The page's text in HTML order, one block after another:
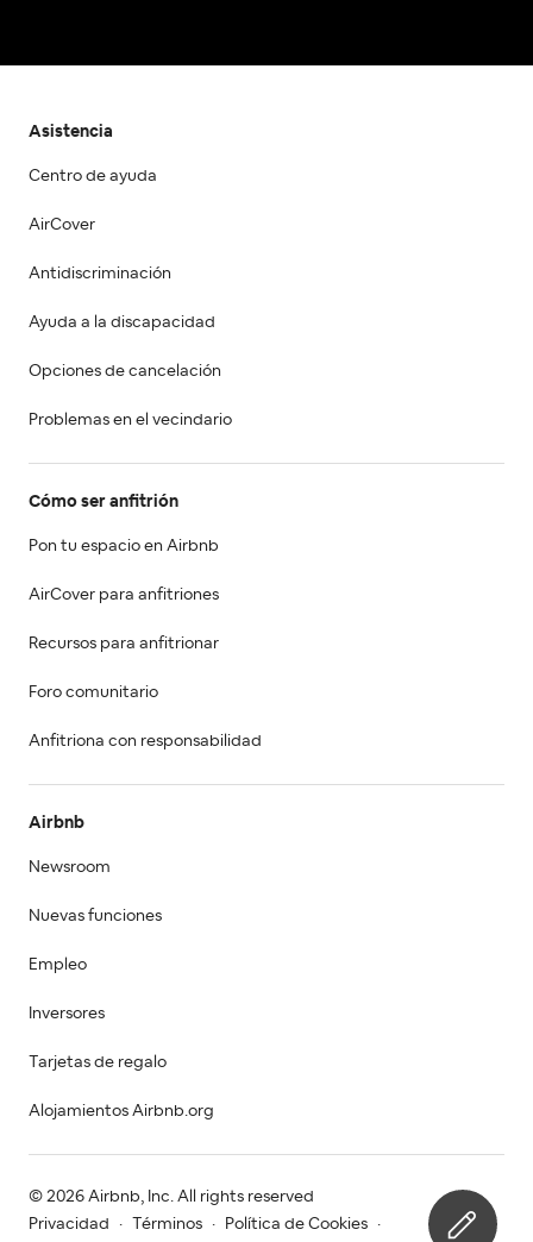
Asistencia
Centro de ayuda
AirCover
Antidiscriminación
Ayuda a la discapacidad
Opciones de cancelación
Problemas en el vecindario
Cómo ser anfitrión
Pon tu espacio en Airbnb
AirCover para anfitriones
Recursos para anfitrionar
Foro comunitario
Anfitriona con responsabilidad
Airbnb
Newsroom
Nuevas funciones
Empleo
Inversores
Tarjetas de regalo
Alojamientos Airbnb.org
© 2026 Airbnb, Inc. All rights reserved
Privacidad
· Términos · Política de Cookies ·